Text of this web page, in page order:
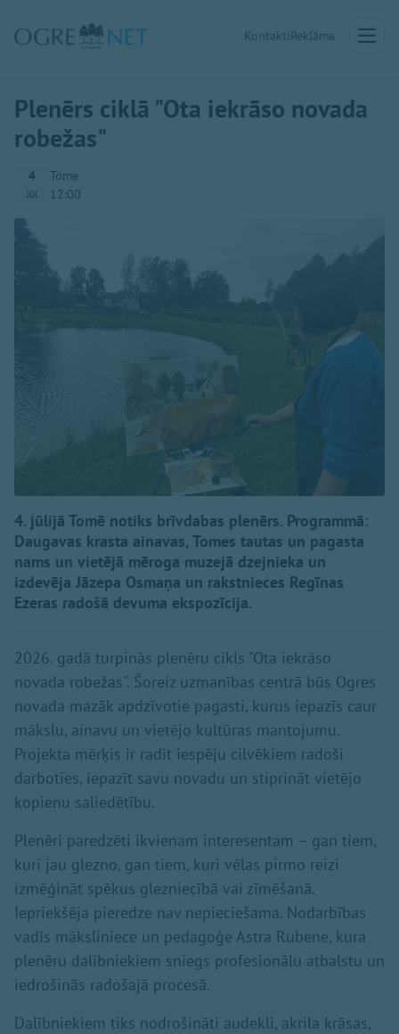
KontaktiReklāma
Plenērs ciklā "Ota iekrāso novada
robežas"
4
Jūl
Tome
12:00
4. jūlijā Tomē notiks brīvdabas plenērs. Programmā:
Daugavas krasta ainavas, Tomes tautas un pagasta
nams un vietējā mēroga muzejā dzejnieka un
izdevēja Jāzepa Osmaņa un rakstnieces Regīnas
Ezeras radošā devuma ekspozīcija.
2026. gadā turpinās plenēru cikls "Ota iekrāso
novada robežas". Šoreiz uzmanības centrā būs Ogres
novada mazāk apdzīvotie pagasti, kurus iepazīs caur
mākslu, ainavu un vietējo kultūras mantojumu.
Projekta mērķis ir radīt iespēju cilvēkiem radoši
darboties, iepazīt savu novadu un stiprināt vietējo
kopienu saliedētību.
Plenēri paredzēti ikvienam interesentam – gan tiem,
kuri jau glezno, gan tiem, kuri vēlas pirmo reizi
izmēģināt spēkus glezniecībā vai zīmēšanā.
Iepriekšēja pieredze nav nepieciešama. Nodarbības
vadīs māksliniece un pedagoģe Astra Rubene, kura
plenēru dalībniekiem sniegs profesionālu atbalstu un
iedrošinās radošajā procesā.
Dalībniekiem tiks nodrošināti audekli, akrila krāsas,